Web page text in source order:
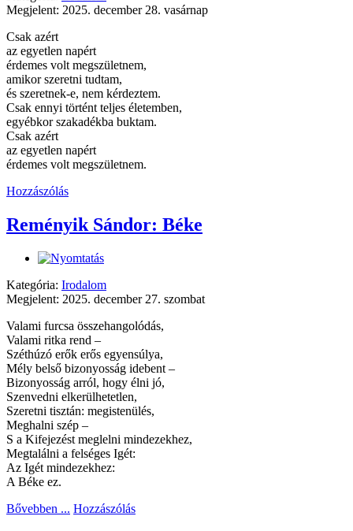
Megjelent: 2025. december 28. vasárnap
Csak azért
az egyetlen napért
érdemes volt megszületnem,
amikor szeretni tudtam,
és szeretnek-e, nem kérdeztem.
Csak ennyi történt teljes életemben,
egyébkor szakadékba buktam.
Csak azért
az egyetlen napért
érdemes volt megszületnem.
Hozzászólás
Reményik Sándor: Béke
Kategória: Irodalom
Megjelent: 2025. december 27. szombat
Valami furcsa összehangolódás,
Valami ritka rend –
Széthúzó erők erős egyensúlya,
Mély belső bizonyosság idebent –
Bizonyosság arról, hogy élni jó,
Szenvedni elkerülhetetlen,
Szeretni tisztán: megistenülés,
Meghalni szép –
S a Kifejezést meglelni mindezekhez,
Megtalálni a felséges Igét:
Az Igét mindezekhez:
A Béke ez.
Bővebben ... Hozzászólás